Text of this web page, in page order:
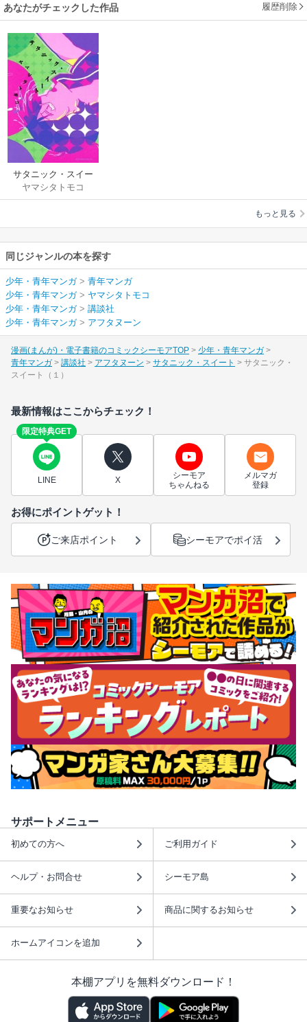
あなたがチェックした作品 履歴削除
サタニック・スイー
ト
ヤマシタトモコ
もっと見る
同じジャンルの本を探す
少年・青年マンガ> 青年マンガ
少年・青年マンガ> ヤマシタトモコ
少年・青年マンガ> 講談社
少年・青年マンガ> アフタヌーン
漫画(まんが)・電子書籍のコミックシーモアTOP
少年・青年マンガ
青年マンガ
講談社 アフタヌーン サタニック・スイート
サタニック・
スイート（１）
最新情報はここからチェック！
限定特典GET
LINE X
シーモア
ちゃんねる
メルマガ
登録
お得にポイントゲット！
ご来店ポイント シーモアでポイ活
サポートメニュー
初めての方へ ご利用ガイド
ヘルプ・お問合せ シーモア島
重要なお知らせ 商品に関するお知らせ
ホームアイコンを追加
本棚アプリを無料ダウンロード！